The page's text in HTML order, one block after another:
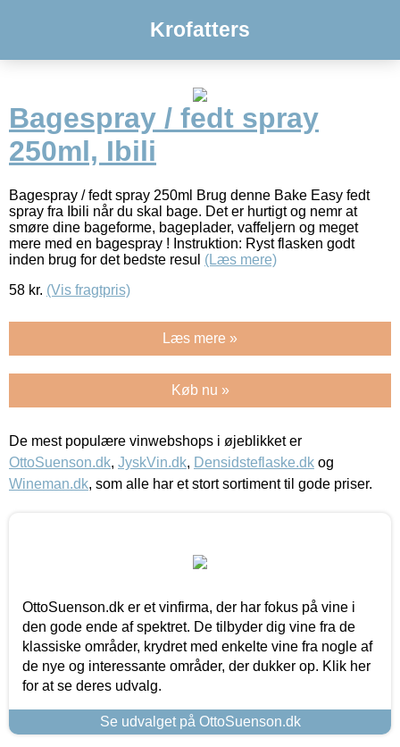
Krofatters
Bagespray / fedt spray
250ml, Ibili
Bagespray / fedt spray 250ml Brug denne Bake Easy fedt
spray fra Ibili når du skal bage. Det er hurtigt og nemr at
smøre dine bageforme, bageplader, vaffeljern og meget
mere med en bagespray ! Instruktion: Ryst flasken godt
inden brug for det bedste resul (Læs mere)
58 kr. (Vis fragtpris)
Læs mere »
Køb nu »
De mest populære vinwebshops i øjeblikket er
OttoSuenson.dk, JyskVin.dk, Densidsteflaske.dk og
Wineman.dk, som alle har et stort sortiment til gode priser.
OttoSuenson.dk er et vinfirma, der har fokus på vine i
den gode ende af spektret. De tilbyder dig vine fra de
klassiske områder, krydret med enkelte vine fra nogle af
de nye og interessante områder, der dukker op. Klik her
for at se deres udvalg.
Se udvalget på OttoSuenson.dk